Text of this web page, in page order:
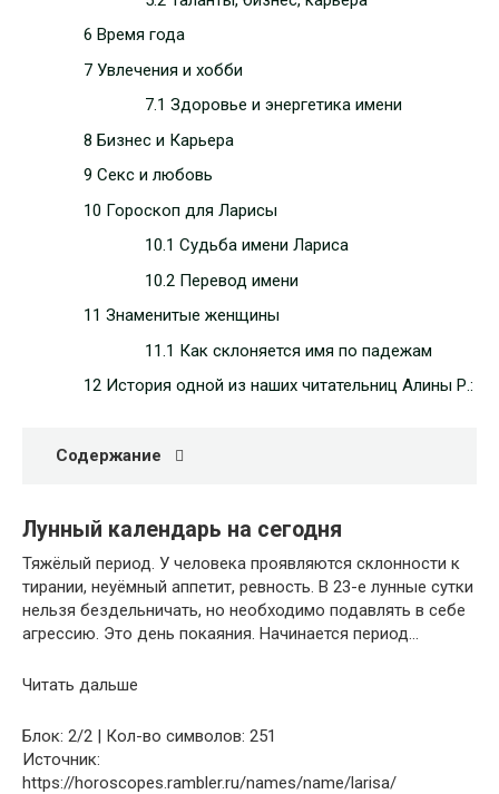
6 Время года
7 Увлечения и хобби
7.1 Здоровье и энергетика имени
8 Бизнес и Карьера
9 Секс и любовь
10 Гороскоп для Ларисы
10.1 Судьба имени Лариса
10.2 Перевод имени
11 Знаменитые женщины
11.1 Как склоняется имя по падежам
12 История одной из наших читательниц Алины Р.:
Содержание
Лунный календарь на сегодня
Тяжёлый период. У человека проявляются склонности к
тирании, неуёмный аппетит, ревность. В 23-е лунные сутки
нельзя бездельничать, но необходимо подавлять в себе
агрессию. Это день покаяния. Начинается период…
Читать дальше
Блок: 2/2 | Кол-во символов: 251
Источник:
https://horoscopes.rambler.ru/names/name/larisa/